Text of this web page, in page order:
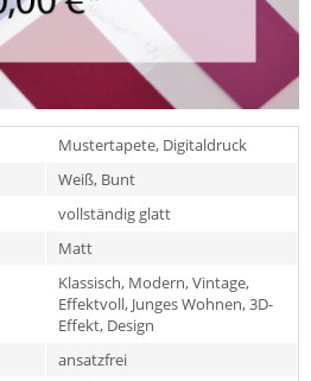
Mustertapete, Digitaldruck
Weiß, Bunt
vollständig glatt
Matt
Klassisch, Modern, Vintage,
Effektvoll, Junges Wohnen, 3D-
Effekt, Design
ansatzfrei